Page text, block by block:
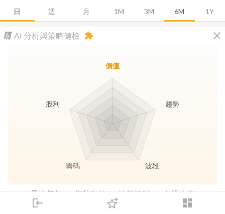
login dashboard
下單
日 週 月 1M 3M 6M 1Y
AI 分析與策略健檢 close
extension
長線價值 趨勢動能 波段訊號 存股收息
價值
趨勢
波段
籌碼
股利